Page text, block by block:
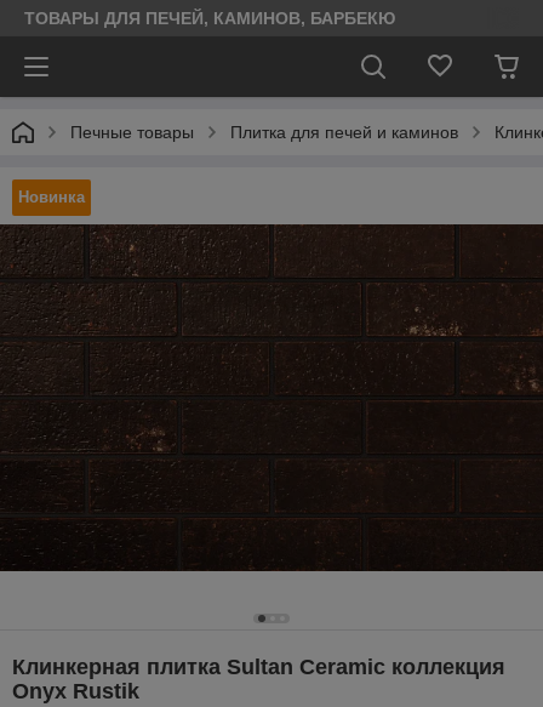
ТОВАРЫ ДЛЯ ПЕЧЕЙ, КАМИНОВ, БАРБЕКЮ
Печные товары Плитка для печей и каминов
Новинка
Клинкерная плитка Sultan Ceramic коллекция
Onyx Rustik